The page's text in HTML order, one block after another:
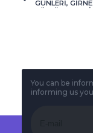
GÜNLERİ, GİRNE
You can be
informing us